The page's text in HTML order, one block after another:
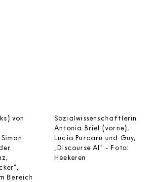
von
Bereich
Sozialwissenschaftlerin
Antonia Briel (vorne),
Lucia Purcaru und Guy,
„Discourse AI“ - Foto:
Heekeren